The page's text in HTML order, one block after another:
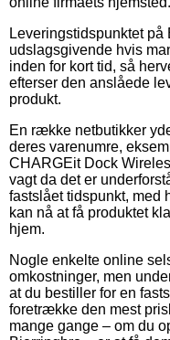
Leveringstidspunktet
udslagsgivende hvis
inden for kort tid, så
efterser den anslåede
produkt.
En række netbutikker
deres varenumre,
CHARGEit Dock
vagt da det er
fastslået tidspunkt, med
kan nå at få produktet
hjem.
Nogle enkelte online
omkostninger, men
at du bestiller for en
foretrække den mest
mange gange – om du